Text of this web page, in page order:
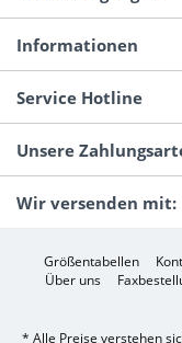
Informationen
Service Hotline
Unsere
Wir versenden mit:
Größentabellen
Über uns
* Alle Preise verstehen